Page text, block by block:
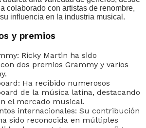
colaborado con artistas de renombre,
influencia en la industria musical.
y premios
Ricky Martin ha sido
dos premios Grammy y varios
Ha recibido numerosos
de la música latina, destacando
el mercado musical.
internacionales: Su contribución
sido reconocida en múltiples